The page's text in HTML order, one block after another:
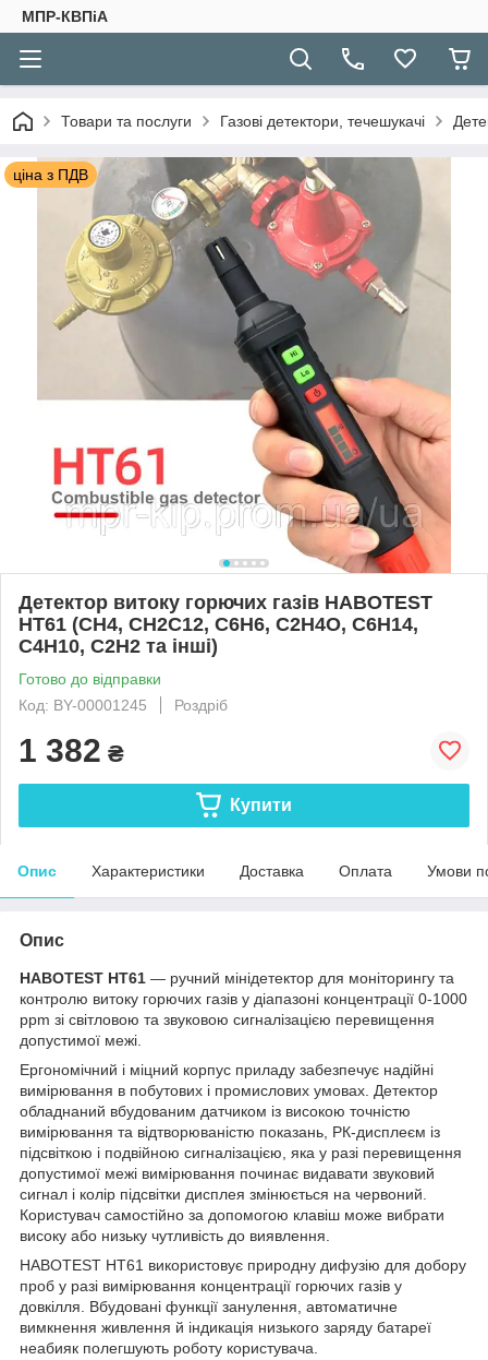
МПР-КВПіА
Товари та послуги Газові детектори, течешукачі
ціна з ПДВ
Детектор витоку горючих газів HABOTEST
HT61 (CH4, СН2С12, С6Н6, С2Н4О, C6H14,
C4H10, C2Н2 та інші)
Готово до відправки
Код: BY-00001245
Роздріб
1 382 ₴
Купити
Опис Характеристики Доставка Оплата Умови
Опис
HABOTEST HT61 — ручний мінідетектор для моніторингу та
контролю витоку горючих газів у діапазоні концентрації 0-1000
ppm зі світловою та звуковою сигналізацією перевищення
допустимої межі.
Ергономічний і міцний корпус приладу забезпечує надійні
вимірювання в побутових і промислових умовах. Детектор
обладнаний вбудованим датчиком із високою точністю
вимірювання та відтворюваністю показань, РК-дисплеєм із
підсвіткою і подвійною сигналізацією, яка у разі перевищення
допустимої межі вимірювання починає видавати звуковий
сигнал і колір підсвітки дисплея змінюється на червоний.
Користувач самостійно за допомогою клавіш може вибрати
високу або низьку чутливість до виявлення.
HABOTEST HT61 використовує природну дифузію для добору
проб у разі вимірювання концентрації горючих газів у
довкілля. Вбудовані функції занулення, автоматичне
вимкнення живлення й індикація низького заряду батареї
неабияк полегшують роботу користувача.